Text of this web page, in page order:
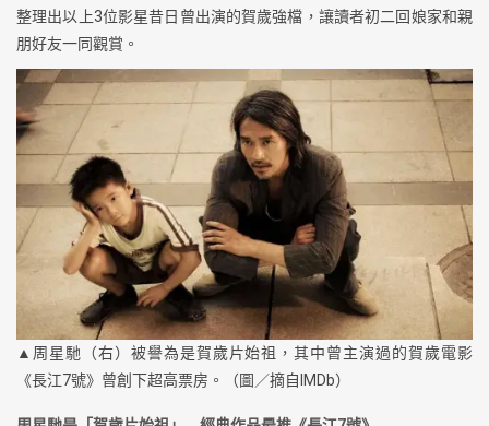
整理出以上3位影星昔日曾出演的賀歲強檔，讓讀者初二回娘家和親
朋好友一同觀賞。
▲周星馳（右）被譽為是賀歲片始祖，其中曾主演過的賀歲電影
《長江7號》曾創下超高票房。（圖／摘自IMDb）